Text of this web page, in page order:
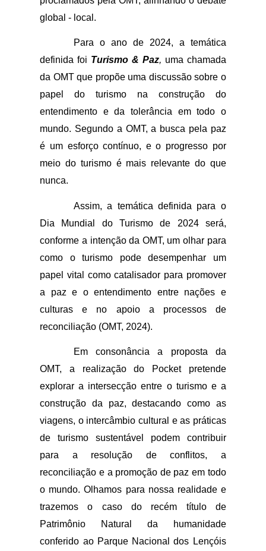
global - local.
Para o ano de 2024, a temática
definida foi Turismo & Paz, uma chamada
da OMT que propõe uma discussão sobre o
papel do turismo na construção do
entendimento e da tolerância em todo o
mundo. Segundo a OMT, a busca pela paz
é um esforço contínuo, e o progresso por
meio do turismo é mais relevante do que
nunca.
Assim, a temática definida para o
Dia Mundial do Turismo de 2024 será,
conforme a intenção da OMT, um olhar para
como o turismo pode desempenhar um
papel vital como catalisador para promover
a paz e o entendimento entre nações e
culturas e no apoio a processos de
reconciliação (OMT, 2024).
Em consonância a proposta da
OMT, a realização do Pocket pretende
explorar a intersecção entre o turismo e a
construção da paz, destacando como as
viagens, o intercâmbio cultural e as práticas
de turismo sustentável podem contribuir
para a resolução de conflitos, a
reconciliação e a promoção de paz em todo
o mundo. Olhamos para nossa realidade e
trazemos o caso do recém título de
Patrimônio Natural da humanidade
conferido ao Parque Nacional dos Lençóis